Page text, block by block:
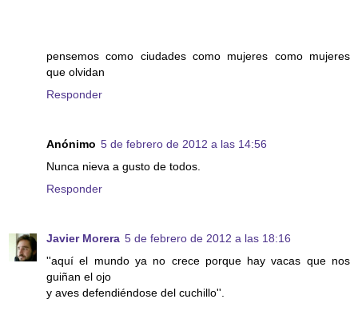
pensemos como ciudades como mujeres como mujeres
que olvidan
Responder
Anónimo 5 de febrero de 2012 a las 14:56
Nunca nieva a gusto de todos.
Responder
Javier Morera 5 de febrero de 2012 a las 18:16
''aquí el mundo ya no crece porque hay vacas que nos
guiñan el ojo
y aves defendiéndose del cuchillo''.